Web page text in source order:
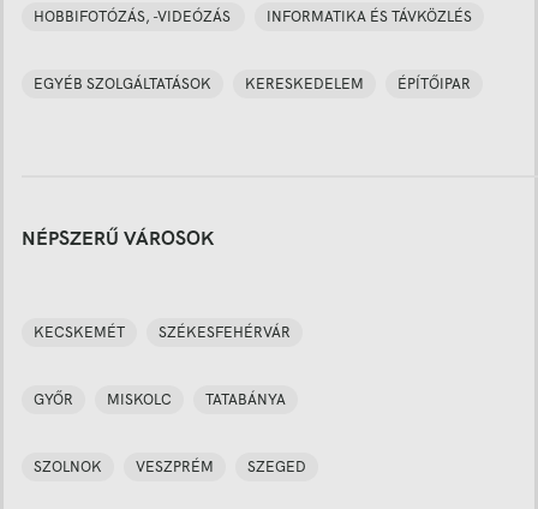
HOBBIFOTÓZÁS, -VIDEÓZÁS INFORMATIKA ÉS TÁVKÖZLÉS
EGYÉB SZOLGÁLTATÁSOK KERESKEDELEM ÉPÍTŐIPAR
NÉPSZERŰ VÁROSOK
KECSKEMÉT SZÉKESFEHÉRVÁR
GYŐR MISKOLC TATABÁNYA
SZOLNOK VESZPRÉM SZEGED